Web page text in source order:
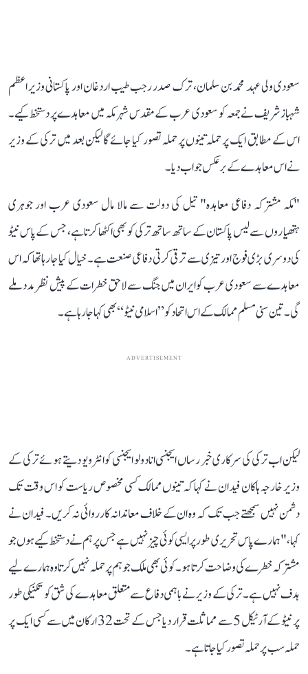
سعودی ولی عہد محمد بن سلمان، ترک صدر رجب طیب اردغان اور پاکستانی وزیر اعظم
شہباز شریف نے جمعہ کو سعودی عرب کے مقدس شہر مکہ میں معاہدے پر دستخط کیے۔
اس کے مطابق ایک پر حملہ تینوں پر حملہ تصور کیا جائے گا لیکن بعد میں ترکی کے وزیر
نےاس معاہدے کے برعکس جواب دیا۔
"مکہ مشترکہ دفاعی معاہدہ" تیل کی دولت سے مالا مال سعودی عرب اور جوہری
ہتھیاروں سے لیس پاکستان کے ساتھ ساتھ ترکی کو بھی اکٹھا کرتا ہے، جس کے پاس نیٹو
کی دوسری بڑی فوج اور تیزی سے ترقی کرتی دفاعی صنعت ہے۔ خیال کیا جا رہا تھا کہ اس
معاہدے سے سعودی عرب کو ایران میں جنگ سے لاحق خطرات کے پیش نظر مدد ملے
گی۔ تین سنی مسلم ممالک کے اس اتحاد کو ’’اسلامی نیٹو‘‘ بھی کہا جا رہا ہے۔
ADVERTISEMENT
لیکن اب ترکی کی سرکاری خبر رساں ایجنسی انادولو ایجنسی کو انٹرویو دیتے ہوئے ترکی کے
وزیر خارجہ ہاکان فیدان نے کہا کہ تینوں ممالک کسی مخصوص ریاست کو اس وقت تک
دشمن نہیں سمجھتے جب تک کہ وہ ان کے خلاف معاندانہ کارروائی نہ کریں۔ فیدان نے
کہا، "ہمارے پاس تحریری طور پر ایسی کوئی چیز نہیں ہے جس پر ہم نے دستخط کیے ہوں جو
مشترکہ خطرے کی وضاحت کرتا ہو۔ کوئی بھی ملک جو ہم پر حملہ نہیں کرتا وہ ہمارے لیے
ہدف نہیں ہے۔ ترکی کے وزیر نے باہمی دفاع سے متعلق معاہدے کی شق کو تکنیکی طور
پر نیٹو کے آرٹیکل 5 سے مماثلت قرار دیا جس کے تحت 32 ارکان میں سے کسی ایک پر
حملہ سب پر حملہ تصور کیا جاتا ہے۔